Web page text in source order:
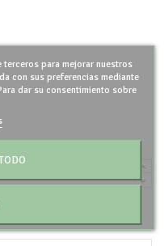
para mejorar nuestros
con sus preferencias mediante
dar su consentimiento sobre